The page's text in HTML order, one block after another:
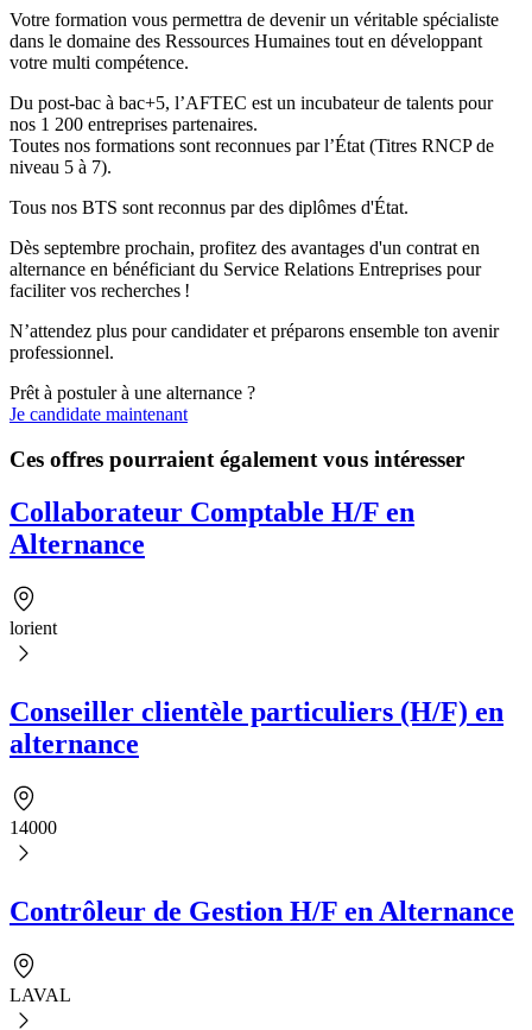
Votre formation vous permettra de devenir un véritable spécialiste
dans le domaine des Ressources Humaines tout en développant
votre multi compétence.
Du post-bac à bac+5, l’AFTEC est un incubateur de talents pour
nos 1 200 entreprises partenaires.
Toutes nos formations sont reconnues par l’État (Titres RNCP de
niveau 5 à 7).
Tous nos BTS sont reconnus par des diplômes d'État.
Dès septembre prochain, profitez des avantages d'un contrat en
alternance en bénéficiant du Service Relations Entreprises pour
faciliter vos recherches !
N’attendez plus pour candidater et préparons ensemble ton avenir
professionnel.
Prêt à postuler à une alternance ?
Je candidate maintenant
Ces offres pourraient également vous intéresser
Collaborateur Comptable H/F en
Alternance
lorient
Conseiller clientèle particuliers (H/F) en
alternance
14000
Contrôleur de Gestion H/F en Alternance
LAVAL